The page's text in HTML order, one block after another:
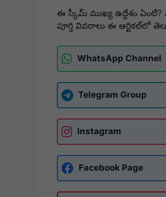
ఈ స్కీమ్ ముఖ్య ఉద్దేశం ఏంటి?
పూర్తి వివరాలు ఈ ఆర్టికల్‌లో
WhatsApp Channel
Telegram Group
Instagram
Facebook Page